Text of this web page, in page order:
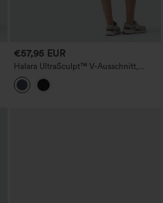
€57,95 EUR
Halara UltraSculpt™ V-Ausschnitt,
bauchformender und po-hebender
Workout-Jumpsuit mit Taschen – Easy
Peezy Edition